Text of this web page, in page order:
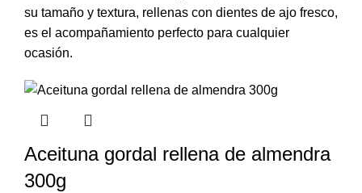
su tamaño y textura, rellenas con dientes de ajo fresco,
es el acompañamiento perfecto para cualquier
ocasión.
Aceituna gordal rellena de almendra
300g